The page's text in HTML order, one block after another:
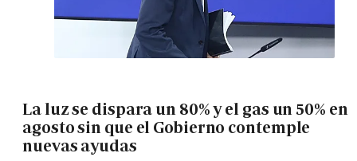
La luz se dispara un 80% y el gas un 50% en
agosto sin que el Gobierno contemple
nuevas ayudas